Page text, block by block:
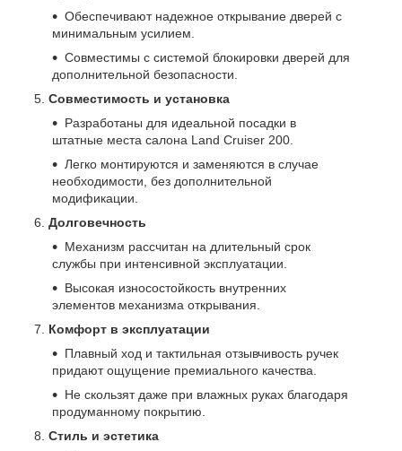
Обеспечивают надежное открывание дверей с
минимальным усилием.
Совместимы с системой блокировки дверей для
дополнительной безопасности.
Совместимость и установка
Разработаны для идеальной посадки в
штатные места салона Land Cruiser 200.
Легко монтируются и заменяются в случае
необходимости, без дополнительной
модификации.
Долговечность
Механизм рассчитан на длительный срок
службы при интенсивной эксплуатации.
Высокая износостойкость внутренних
элементов механизма открывания.
Комфорт в эксплуатации
Плавный ход и тактильная отзывчивость ручек
придают ощущение премиального качества.
Не скользят даже при влажных руках благодаря
продуманному покрытию.
Стиль и эстетика